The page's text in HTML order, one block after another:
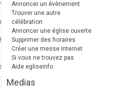
?
Annoncer un évènement
Trouver une autre
célébration
Annoncer une église ouverte
Supprimer des horaires
Créer une messe internet
Si vous ne trouvez pas
Aide egliseinfo
Medias